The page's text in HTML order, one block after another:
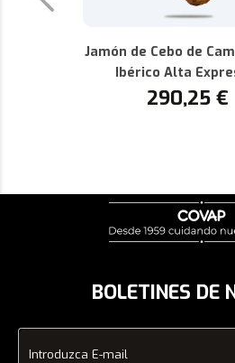
Jamón de Cebo de
Ibérico Alta
290,25 €
BOLETINES DE
Introduzca E-mail